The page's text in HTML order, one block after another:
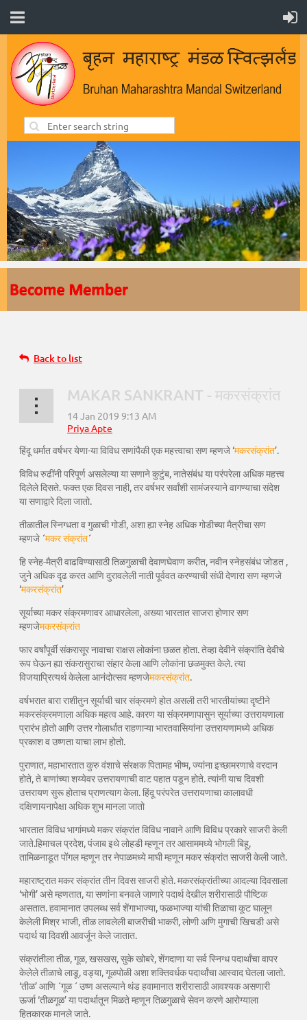
Back to list
MAKAR SANKRANT - मकरसंक्रांत
हिंदू धर्मात वर्षभर येणा-या विविध सणांपैकी एक महत्त्वाचा सण म्हणजे ‘मकरसंक्रांत’.
विविध रुढींनी परिपूर्ण असलेल्या या सणाने कुटुंब, नातेसंबंध या परंपरेला अधिक महत्त्व
दिलेले दिसते. फक्त एक दिवस नाही, तर वर्षभर सर्वांशी सामंजस्याने वागण्याचा संदेश
या सणाद्वारे दिला जातो.
तीळातील स्निग्धता व गुळाची गोडी, अशा ह्या स्नेह अधिक गोडीच्या मैत्रीचा सण
म्हणजे ´मकर संक्रांत´
हि स्नेह-मैत्री वाढविण्यासाठी तिळगुळाची देवाणघेवाण करीत, नवीन स्नेहसंबंध जोडत ,
जुने अधिक दृढ करत आणि दुरावलेली नाती पूर्ववत करण्याची संधी देणारा सण म्हणजे
‘मकरसंक्रांत’
सूर्याच्या मकर संक्रमणावर आधारलेला, अख्या भारतात साजरा होणार सण
म्हणजेमकरसंक्रांत
फार वर्षांपूर्वी संकरासूर नावाचा राक्षस लोकांना छळत होता. तेव्हा देवीने संक्रांति देवीचे
रूप घेऊन ह्या संकरासुराचा संहार केला आणि लोकांना छळमुक्त केले. त्या
विजयाप्रित्यर्थ केलेला आनंदोत्सव म्हणजेमकरसंक्रांत.
वर्षभरात बारा राशीतुन सूर्याची चार संक्रमणे होत असली तरी भारतीयांच्या दृष्टीने
मकरसंक्रमणाला अधिक महत्व आहे. कारण या संक्रमणापासुन सूर्याच्या उत्तरायणाला
प्रारंभ होतो आणि उत्तर गोलार्धात राहणाऱ्या भारतवासियांना उत्तरायणामध्ये अधिक
प्रकाश व उष्णता याचा लाभ होतो.
पुराणात, महाभारतात कुरु वंशाचे संरक्षक पितामह भीष्म, ज्यांना इच्छामरणाचे वरदान
होते, ते बाणांच्या शय्येवर उत्तरायणाची वाट पहात पडून होते. त्यांनी याच दिवशी
उत्तरायण सुरू होताच प्राणत्याग केला. हिंदू परंपरेत उत्तरायणाचा कालावधी
दक्षिणायनापेक्षा अधिक शुभ मानला जातो
भारतात विविध भागांमध्ये मकर संक्रांत विविध नावाने आणि विविध प्रकारे साजरी केली
जाते.हिमाचल प्रदेश, पंजाब इथे लोहडी म्हणून तर आसाममध्ये भोगली बिहू,
तामिळनाडूत पोंगल म्हणून तर नेपाळमध्ये माघी म्हणून मकर संक्रांत साजरी केली जाते.
महाराष्ट्रात मकर संक्रांत तीन दिवस साजरी होते. मकरसंक्रांतीच्या आदल्या दिवसाला
‘भोगी’ असे म्हणतात, या सणांना बनवले जाणारे पदार्थ देखील शरीरासाठी पौष्टिक
असतात. हवामानात उपलब्ध सर्व शेंगाभाज्या, फळभाज्या यांची तिळाचा कूट घालून
केलेली मिश्र भाजी, तीळ लावलेली बाजरीची भाकरी, लोणी अणि मुगाची खिचडी असे
पदार्थ या दिवशी आवर्जून केले जातात.
संक्रांतीला तीळ, गूळ, खसखस, सुके खोबरे, शेंगदाणा या सर्व स्निग्ध पदार्थांचा वापर
केलेले तीळाचे लाडू, वड्या, गूळपोळी अशा शक्तिवर्धक पदार्थांचा आस्वाद घेतला जातो.
‘तीळ’ आणि ´गूळ ´ उष्ण असल्याने थंड हवामानात शरीरासाठी आवश्यक असणारी
ऊर्जा ‘तीळगूळ’ या पदार्थातून मिळते म्हणून तिळगुळाचे सेवन करणे आरोग्याला
हितकारक मानले जाते.